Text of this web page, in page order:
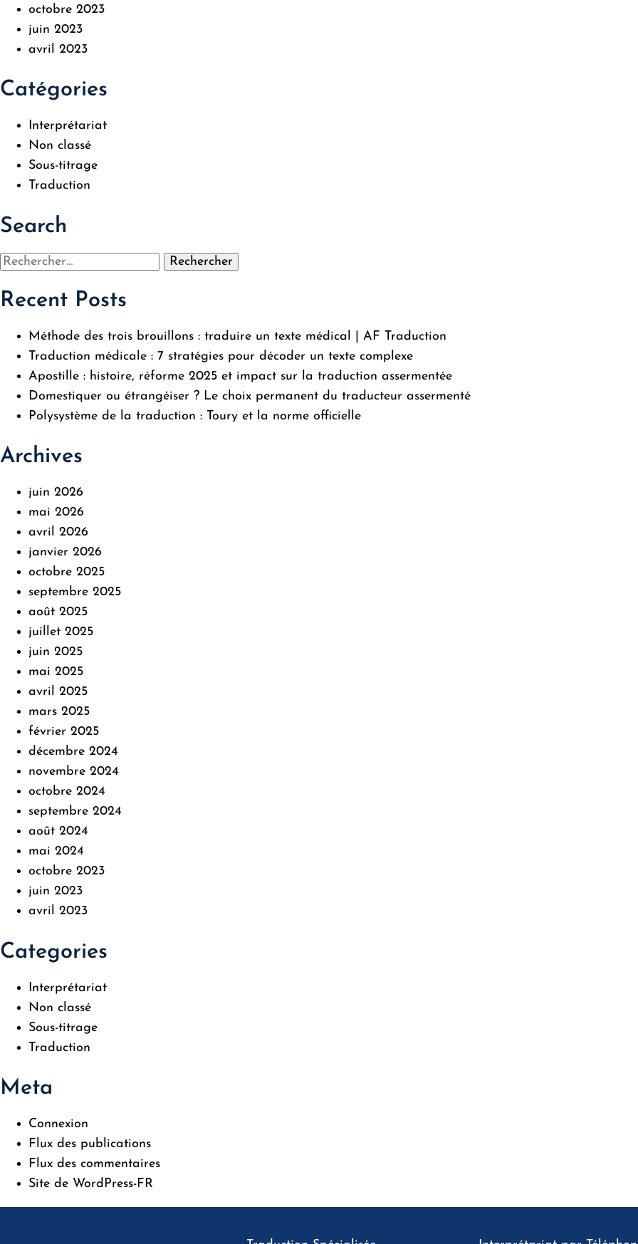
octobre 2023
juin 2023
avril 2023
Catégories
Interprétariat
Non classé
Sous-titrage
Traduction
Search
Rechercher :
Recent Posts
Méthode des trois brouillons : traduire un texte médical | AF Traduction
Traduction médicale : 7 stratégies pour décoder un texte complexe
Apostille : histoire, réforme 2025 et impact sur la traduction assermentée
Domestiquer ou étrangéiser ? Le choix permanent du traducteur assermenté
Polysystème de la traduction : Toury et la norme officielle
Archives
juin 2026
mai 2026
avril 2026
janvier 2026
octobre 2025
septembre 2025
août 2025
juillet 2025
juin 2025
mai 2025
avril 2025
mars 2025
février 2025
décembre 2024
novembre 2024
octobre 2024
septembre 2024
août 2024
mai 2024
octobre 2023
juin 2023
avril 2023
Categories
Interprétariat
Non classé
Sous-titrage
Traduction
Meta
Connexion
Flux des publications
Flux des commentaires
Site de WordPress-FR